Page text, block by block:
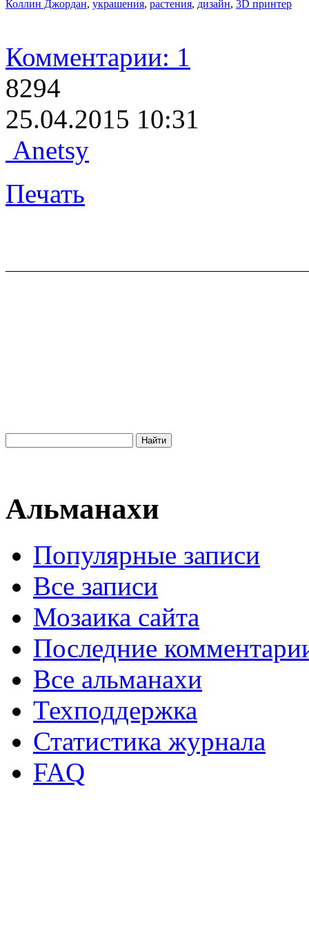
Коллин Джордан, украшения, растения, дизайн, 3D принтер
Комментарии: 1
8294
25.04.2015 10:31
Anetsy
Печать
Альманахи
Популярные записи
Все записи
Мозаика сайта
Последние
Все альманахи
Техподдержка
Статистика журнала
FAQ